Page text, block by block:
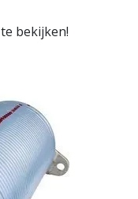
bekijken!